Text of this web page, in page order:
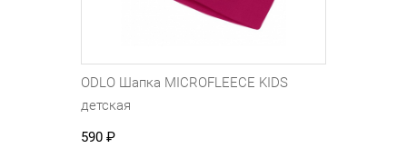
ODLO Шапка MICROFLEECE KIDS
детская
590 ₽